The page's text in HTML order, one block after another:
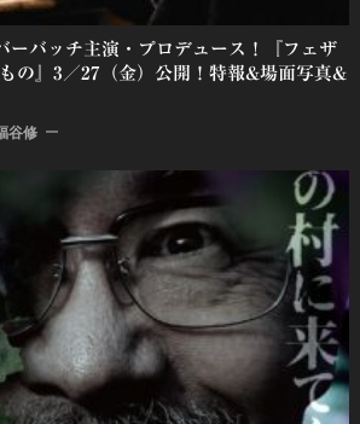
ーバッチ主演・プロデュース！『フェザ
の』3／27（金）公開！特報&場面写真&
谷修